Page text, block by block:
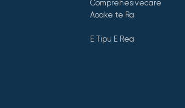
Comprehesivecare
Aoake te Ra
E Tipu E Rea